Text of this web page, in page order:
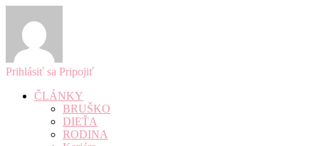
Prihlásiť sa Pripojiť
ČLÁNKY
BRUŠKO
DIEŤA
RODINA